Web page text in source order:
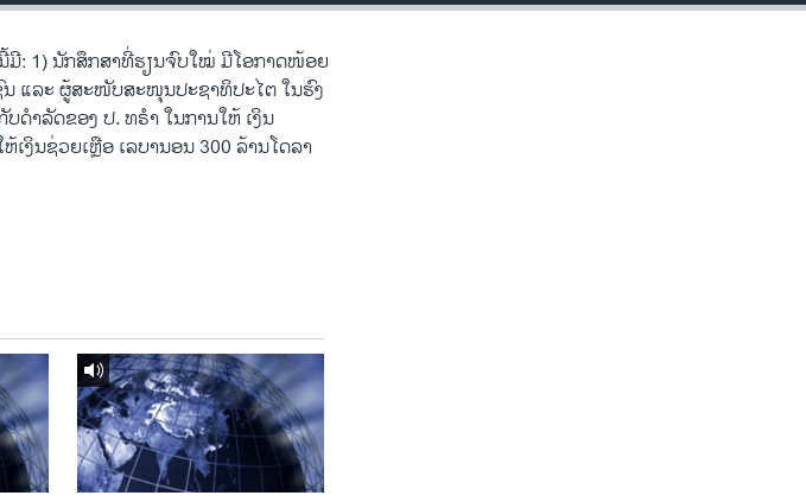
ມີ: 1) ນັກສຶກສາທີ່ຮຽນຈົບໃໝ່ ມີໂອກາດໜ້ອຍ
ນ ແລະ ຜູ້ສະໜັບສະໜຸນປະຊາທິປະໄຕ ໃນຮົງ
ດໍາລັດຂອງ ປ. ທຣໍາ ໃນການໃຫ້ ເງິນ
ເງິນຊ່ວຍເຫຼືອ ເລບານອນ 300 ລ້ານໂດລາ